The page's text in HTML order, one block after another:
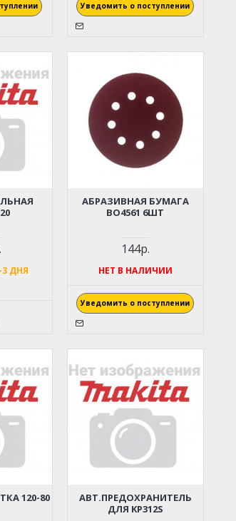
Уведомить о поступлении
ДНЯ
АБРАЗИВНАЯ БУМАГА
BO4561 6ШТ
144р.
НЕТ В НАЛИЧИИ
Уведомить о поступлении
120-80
АВТ.ПРЕДОХРАНИТЕЛЬ
ДЛЯ KP312S